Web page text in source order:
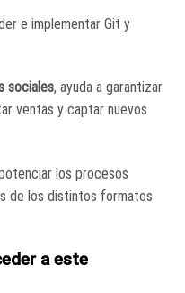
e implementar Git y
sociales, ayuda a garantizar
ventas y captar nuevos
los procesos
de los distintos formatos
a este